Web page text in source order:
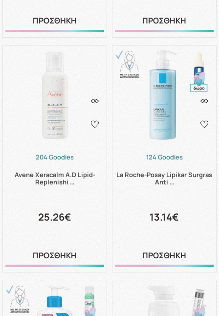
ΠΡΟΣΘΗΚΗ ΠΡΟΣΘΗΚΗ
204 Goodies
Avene Xeracalm A.D Lipid-
Replenishi …
25.26€
ΠΡΟΣΘΗΚΗ
124 Goodies
La Roche-Posay Lipikar Surgras
Anti …
13.14€
ΠΡΟΣΘΗΚΗ